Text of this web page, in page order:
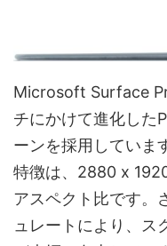
Microsoft Surface
チにかけて進化した
ーンを採用していま
特徴は、2880 x
アスペクト比です。
ュレートにより、ス